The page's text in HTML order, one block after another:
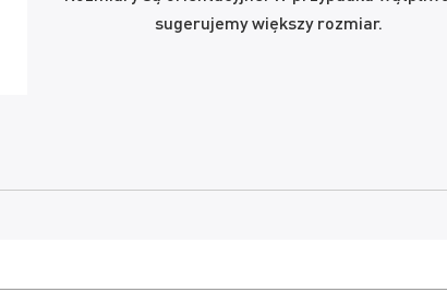
sugerujemy większy rozmiar.